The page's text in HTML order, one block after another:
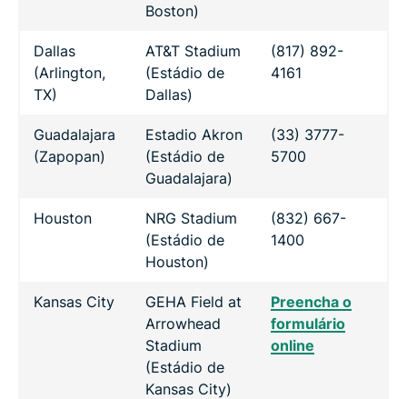
Boston)
Dallas
(Arlington,
TX)
AT&T Stadium
(Estádio de
Dallas)
(817) 892-
4161
Guadalajara
(Zapopan)
Estadio Akron
(Estádio de
Guadalajara)
(33) 3777-
5700
Houston
NRG Stadium
(Estádio de
Houston)
(832) 667-
1400
Kansas City
GEHA Field at
Arrowhead
Stadium
(Estádio de
Kansas City)
Preencha o
formulário
online